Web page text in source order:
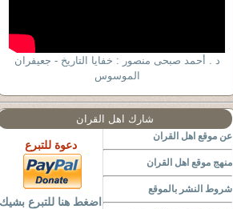
د . أحمد صبحى منصور : خفايا التاريخ - جعيفران
الموسوس
شارك اهل القران
عن موقع اهل القران
منهج موقع اهل القران
شروط النشر بالموقع
دعوة للتبرع
اضغط هنا للتبرع بشيك